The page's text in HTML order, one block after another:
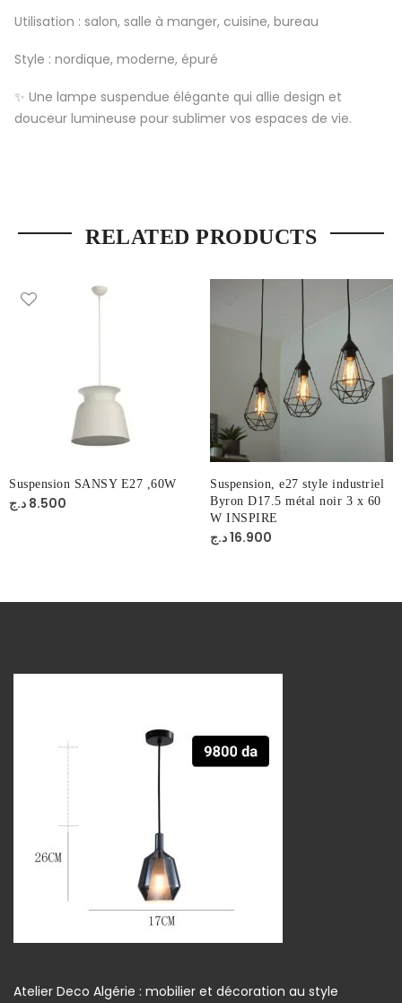
Utilisation : salon, salle à manger, cuisine, bureau
Style : nordique, moderne, épuré
✨ Une lampe suspendue élégante qui allie design et
douceur lumineuse pour sublimer vos espaces de vie.
RELATED PRODUCTS
Suspension SANSY E27 ,60W
8.500 د.ج
Suspension, e27 style industriel
Byron D17.5 métal noir 3 x 60
W INSPIRE
16.900د.ج
Atelier Deco Algérie : mobilier et décoration au style